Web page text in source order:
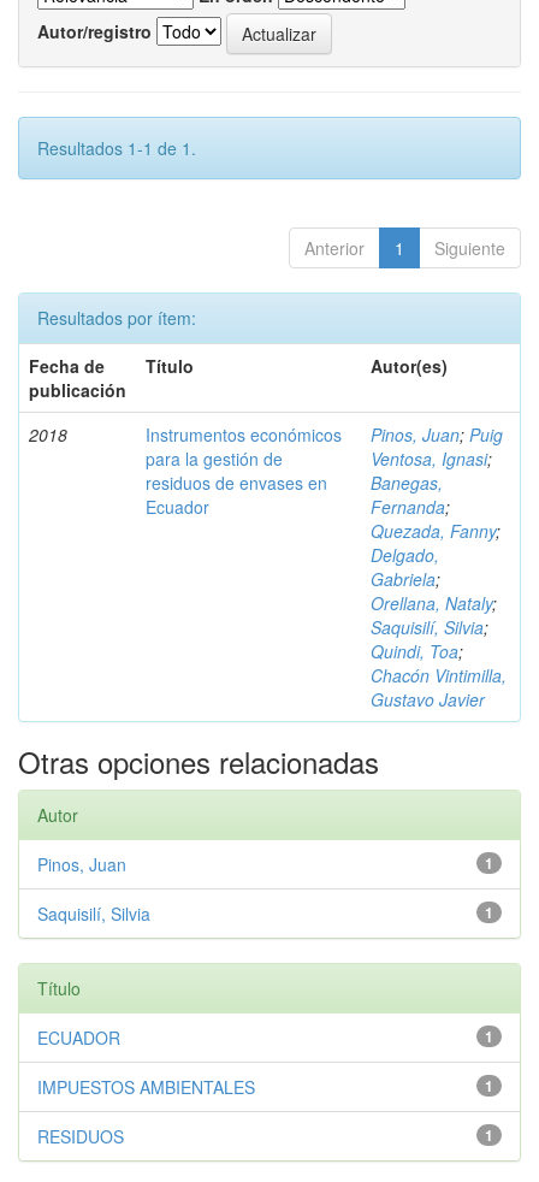
Autor/registro
Resultados 1-1 de 1.
Anterior 1 Siguiente
Resultados por ítem:
Fecha de
publicación
Título Autor(es)
2018
Instrumentos económicos
para la gestión de
residuos de envases en
Ecuador
Pinos, Juan; Puig
Ventosa, Ignasi;
Banegas,
Fernanda;
Quezada, Fanny;
Delgado,
Gabriela;
Orellana, Nataly;
Saquisilí, Silvia;
Quindi, Toa;
Chacón Vintimilla,
Gustavo Javier
Otras opciones relacionadas
Autor
1
Pinos, Juan
1
Saquisilí, Silvia
Título
1
ECUADOR
1
IMPUESTOS AMBIENTALES
1
RESIDUOS